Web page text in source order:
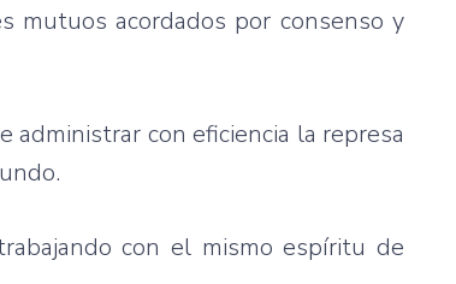
mutuos acordados por consenso y
con eficiencia la represa
con el mismo espíritu de